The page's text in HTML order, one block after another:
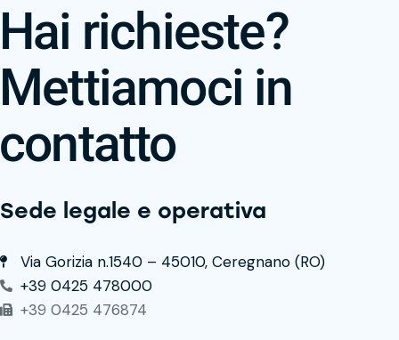
Hai richieste?
Mettiamoci in
contatto
Sede legale e operativa
Via Gorizia n.1540 – 45010, Ceregnano (RO)
+39 0425 478000
+39 0425 476874